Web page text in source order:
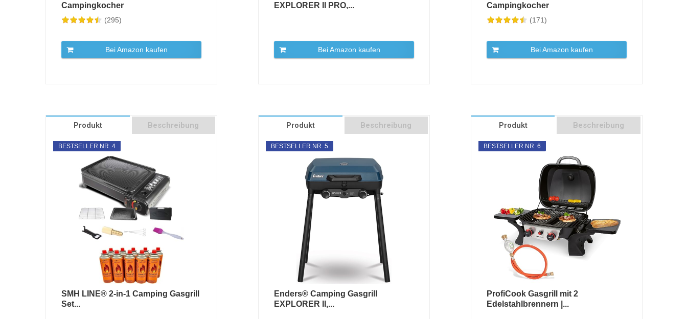
Campingkocher
(295)
Bei Amazon kaufen
EXPLORER II PRO,...
Bei Amazon kaufen
Campingkocher
(171)
Bei Amazon kaufen
Produkt Beschreibung
BESTSELLER NR. 4
SMH LINE® 2-in-1 Camping Gasgrill
Set...
Produkt Beschreibung
BESTSELLER NR. 5
Enders® Camping Gasgrill
EXPLORER II,...
Produkt Beschreibung
BESTSELLER NR. 6
ProfiCook Gasgrill mit 2
Edelstahlbrennern |...